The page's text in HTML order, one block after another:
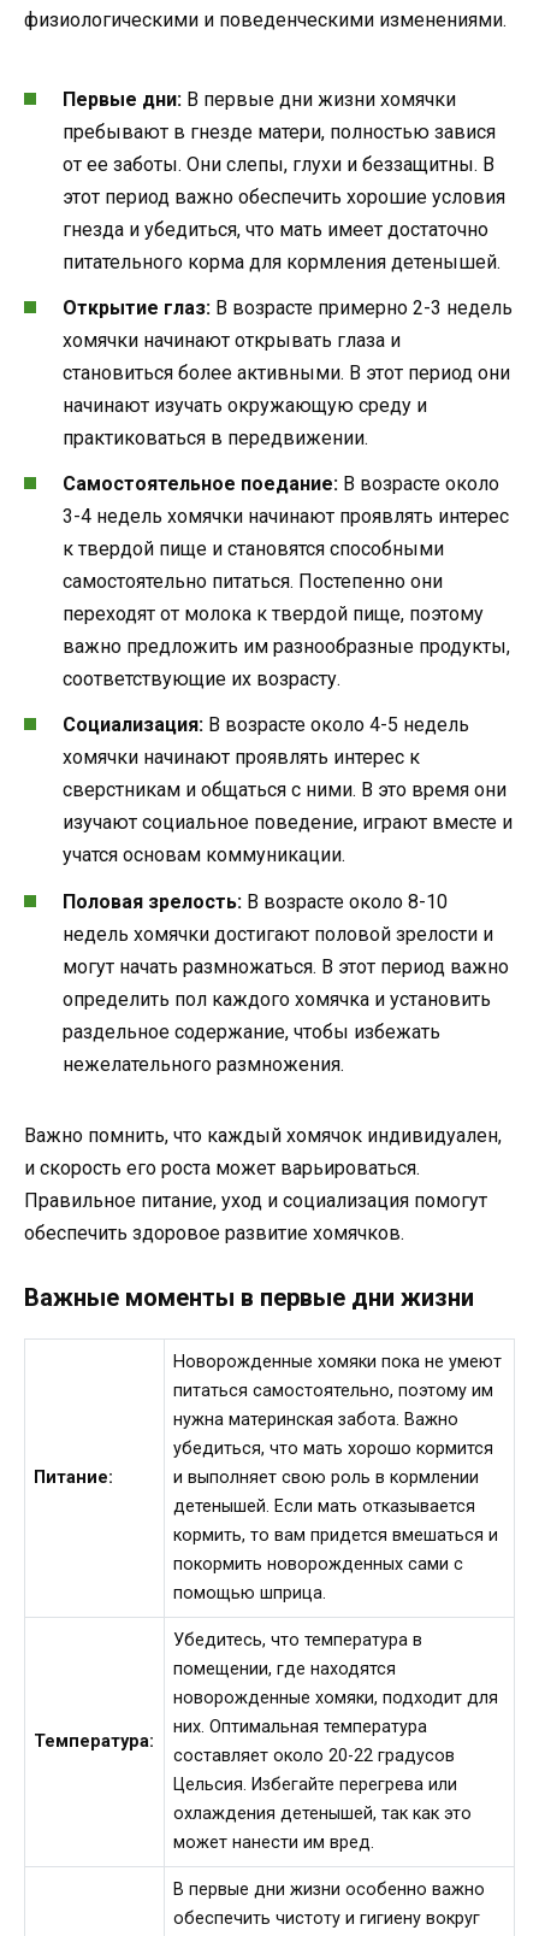
физиологическими и поведенческими изменениями.
Первые дни: В первые дни жизни хомячки
пребывают в гнезде матери, полностью завися
от ее заботы. Они слепы, глухи и беззащитны. В
этот период важно обеспечить хорошие условия
гнезда и убедиться, что мать имеет достаточно
питательного корма для кормления детенышей.
Открытие глаз: В возрасте примерно 2-3 недель
хомячки начинают открывать глаза и
становиться более активными. В этот период они
начинают изучать окружающую среду и
практиковаться в передвижении.
Самостоятельное поедание: В возрасте около
3-4 недель хомячки начинают проявлять интерес
к твердой пище и становятся способными
самостоятельно питаться. Постепенно они
переходят от молока к твердой пище, поэтому
важно предложить им разнообразные продукты,
соответствующие их возрасту.
Социализация: В возрасте около 4-5 недель
хомячки начинают проявлять интерес к
сверстникам и общаться с ними. В это время они
изучают социальное поведение, играют вместе и
учатся основам коммуникации.
Половая зрелость: В возрасте около 8-10
недель хомячки достигают половой зрелости и
могут начать размножаться. В этот период важно
определить пол каждого хомячка и установить
раздельное содержание, чтобы избежать
нежелательного размножения.
Важно помнить, что каждый хомячок индивидуален,
и скорость его роста может варьироваться.
Правильное питание, уход и социализация помогут
обеспечить здоровое развитие хомячков.
Важные моменты в первые дни жизни
Питание:
Новорожденные хомяки пока не умеют
питаться самостоятельно, поэтому им
нужна материнская забота. Важно
убедиться, что мать хорошо кормится
и выполняет свою роль в кормлении
детенышей. Если мать отказывается
кормить, то вам придется вмешаться и
покормить новорожденных сами с
помощью шприца.
Температура:
Убедитесь, что температура в
помещении, где находятся
новорожденные хомяки, подходит для
них. Оптимальная температура
составляет около 20-22 градусов
Цельсия. Избегайте перегрева или
охлаждения детенышей, так как это
может нанести им вред.
В первые дни жизни особенно важно
обеспечить чистоту и гигиену вокруг